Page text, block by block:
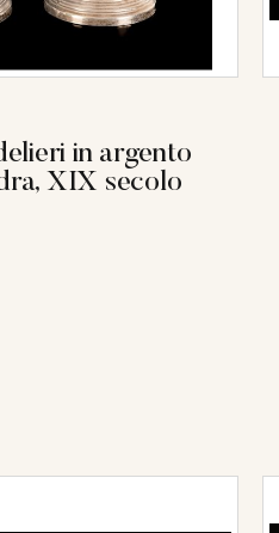
in argento
XIX secolo